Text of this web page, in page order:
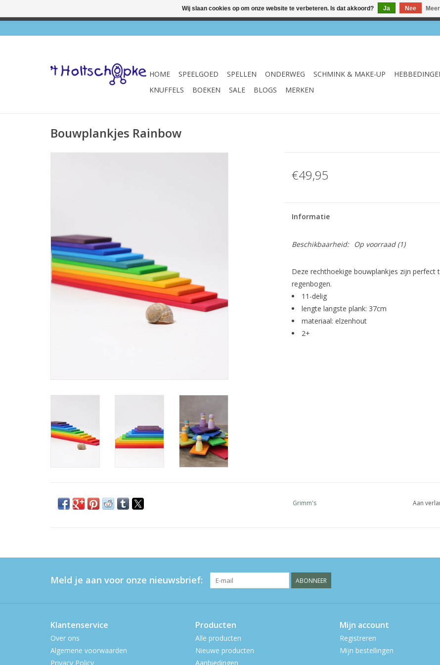
HOME SPEELGOED SPELLEN ONDERWEG SCHMINK & MAKE-UP
KNUFFELS
BOEKEN SALE BLOGS MERKEN
Bouwplankjes Rainbow
€49,95
Informatie
Beschikbaarheid: Op voorraad(1)
Deze rechthoekige bouwplankjes zijn perfect
regenbogen.
11-delig
lengte langste plank: 37cm
materiaal: elzenhout
2+
Grimm's Aan
Meld je aan voor onze nieuwsbrief: ABONNEER
Klantenservice
Over ons
Algemene voorwaarden
Privacy Policy
Producten
Alle producten
Nieuwe producten
Aanbiedingen
Mijn account
Registreren
Mijn bestellingen
Wij slaan cookies op om onze website te verbeteren. Is dat akkoord? Ja Nee
✔ Winkel & webshop ✔ Gratis verzenden vanaf €75 ✔ Levertijd 1-3